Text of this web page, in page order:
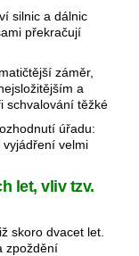
silnic a dálnic
překračují
záměr,
a
schvalování těžké
úřadu:
vyjádření velmi
let, vliv tzv.
skoro dvacet let.
zpoždění